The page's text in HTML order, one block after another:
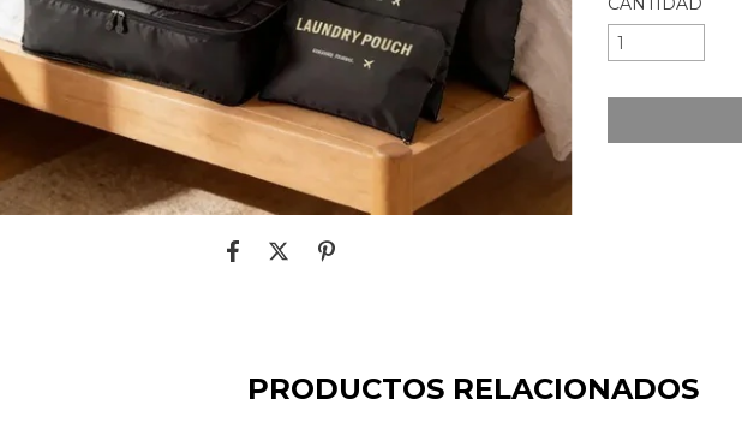
PRODUCTOS RELACIONADOS